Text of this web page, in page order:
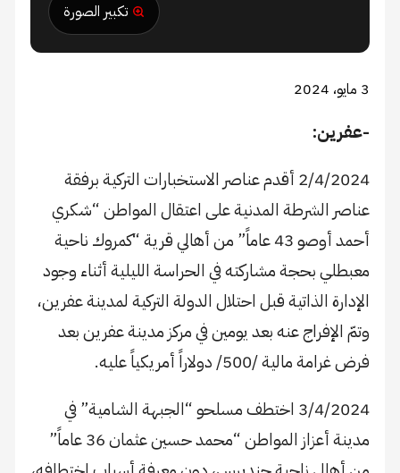
تكبير الصورة
3 مايو، 2024
-عفرين:
2/4/2024 أقدم عناصر الاستخبارات التركية برفقة
عناصر الشرطة المدنية على اعتقال المواطن “شكري
أحمد أوصو 43 عاماً” من أهالي قرية “كمروك ناحية
معبطلي بحجة مشاركته في الحراسة الليلية أثناء وجود
الإدارة الذاتية قبل احتلال الدولة التركية لمدينة عفرين،
وتمّ الإفراج عنه بعد يومين في مركز مدينة عفرين بعد
فرض غرامة مالية /500/ دولاراً أمريكياً عليه.
3/4/2024 اختطف مسلحو “الجبهة الشامية” في
مدينة أعزاز المواطن “محمد حسين عثمان 36 عاماً”